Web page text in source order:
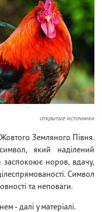
открытые источники
Земляного Півня.
який наділений
заспокоює норов, вдачу,
Символ
та неповаги.
- далі у матеріалі.